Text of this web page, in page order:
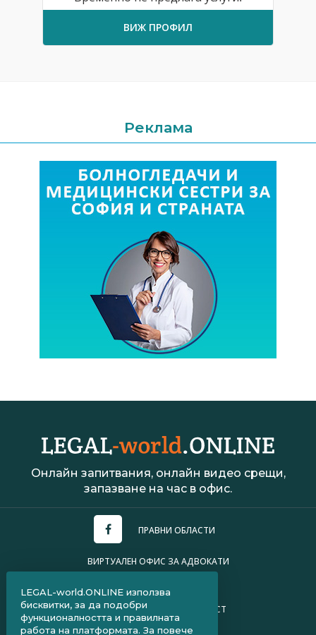
ВИЖ ПРОФИЛ
Реклама
Онлайн запитвания, онлайн видео срещи,
запазване на час в офис.
ПРАВНИ ОБЛАСТИ
ВИРТУАЛЕН ОФИС ЗА АДВОКАТИ
ПОЛИТИКА ЗА ПОВЕРИТЕЛНОСТ
LEGAL-world.ONLINE използва
бисквитки, за да подобри
функционалността и правилната
работа на платформата. За повече